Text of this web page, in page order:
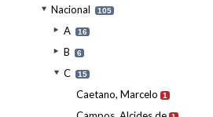
Nacional 105
A 16
B 6
C 15
Caetano, Marcelo 1